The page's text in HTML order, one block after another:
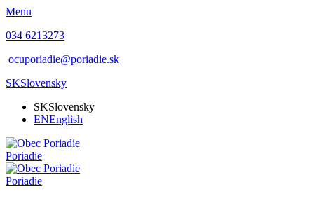
Menu
034 6213273
ocuporiadie@poriadie.sk
SKSlovensky
SKSlovensky
ENEnglish
Poriadie
Poriadie